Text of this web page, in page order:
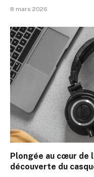
8 mars 2026
Plongée au cœur de
découverte du